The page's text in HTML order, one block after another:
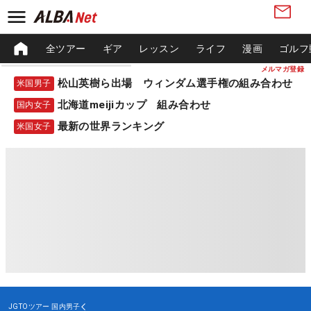
メルマガ登録
全ツアー ギア レッスン ライフ 漫画 ゴル
米国男子 松山英樹ら出場 ウィンダム選手権の組み合わせ
国内女子 北海道meijiカップ 組み合わせ
米国女子 最新の世界ランキング
JGTOツアー 国内男子